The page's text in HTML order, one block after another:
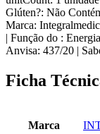
Glúten?: Não
Marca:
| Função do :
Anvisa: 437/20 |
Ficha
Marca